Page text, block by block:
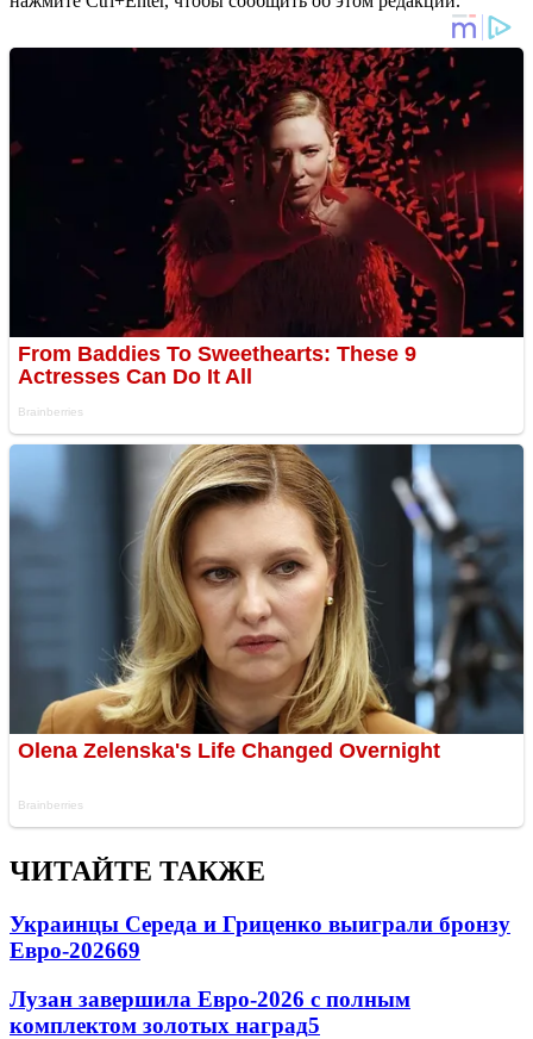
ЧИТАЙТЕ ТАКЖЕ
Украинцы Середа и Гриценко выиграли бронзу
Евро-202669
Лузан завершила Евро-2026 с полным
комплектом золотых наград5